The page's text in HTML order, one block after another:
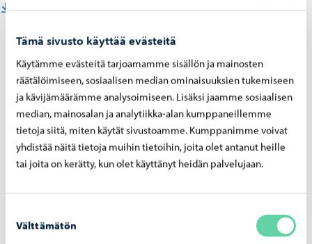
Tämä sivusto käyttää evästeitä
Käytämme evästeitä tarjoamamme sisällön ja mainosten
räätälöimiseen, sosiaalisen median ominaisuuksien tukemiseen
ja kävijämäärämme analysoimiseen. Lisäksi jaamme sosiaalisen
median, mainosalan ja analytiikka-alan kumppaneillemme
tietoja siitä, miten käytät sivustoamme. Kumppanimme voivat
yhdistää näitä tietoja muihin tietoihin, joita olet antanut heille
tai joita on kerätty, kun olet käyttänyt heidän palvelujaan.
valinta
Välttämätön
Karta
Dela på FacebookDela på LinkedInDela på WhatsApp
Liknande nyheter
Tingsgårdsvägens och Prostvägens